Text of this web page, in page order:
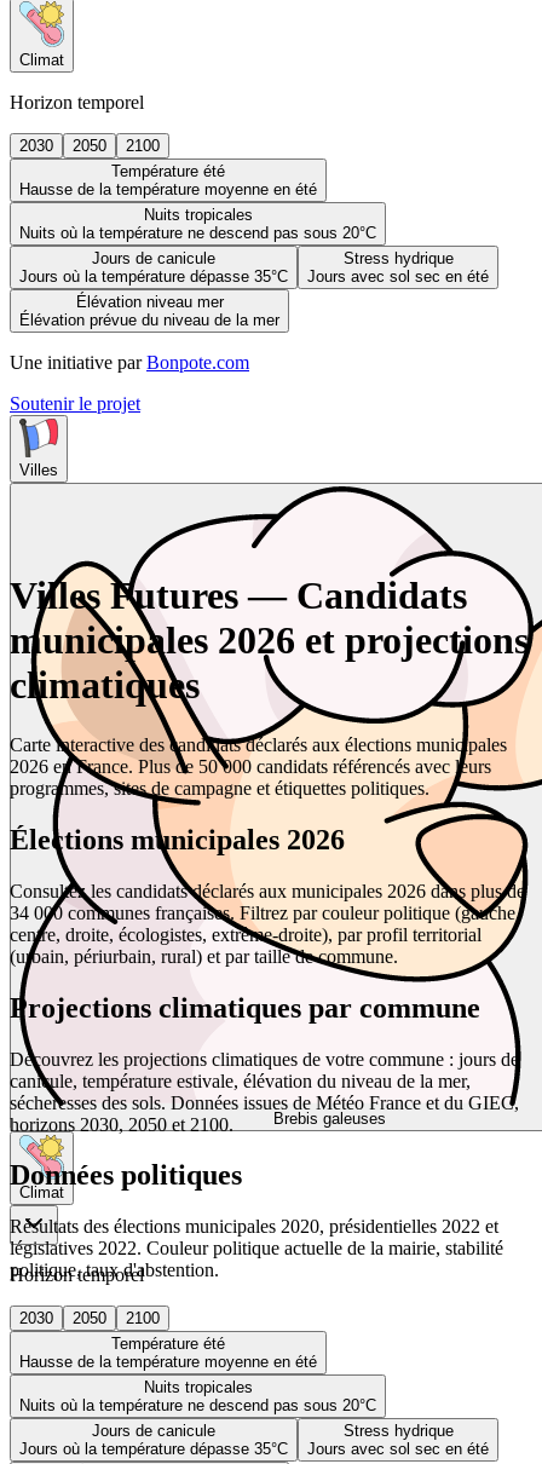
Climat
Horizon temporel
2030 2050
2100
Température été
Hausse de la température moyenne en été
Nuits tropicales
Nuits où la température ne descend pas sous 20°C
Jours de canicule
Jours où la température dépasse 35°C
Stress hydrique
Jours avec sol sec en été
Élévation niveau mer
Élévation prévue du niveau de la mer
Une initiative par Bonpote.com
Soutenir le projet
Villes
Brebis galeuses
Climat
Horizon temporel
2030 2050
2100
Température été
Hausse de la température moyenne en été
Nuits tropicales
Nuits où la température ne descend pas sous 20°C
Jours de canicule
Jours où la température dépasse 35°C
Stress hydrique
Jours avec sol sec en été
Villes Futures — Candidats
municipales 2026 et projections
climatiques
Carte interactive des candidats déclarés aux élections municipales
2026 en France. Plus de 50 000 candidats référencés avec leurs
programmes, sites de campagne et étiquettes politiques.
Élections municipales 2026
Consultez les candidats déclarés aux municipales 2026 dans plus de
34 000 communes françaises. Filtrez par couleur politique (gauche,
centre, droite, écologistes, extrême-droite), par profil territorial
(urbain, périurbain, rural) et par taille de commune.
Projections climatiques par commune
Découvrez les projections climatiques de votre commune : jours de
canicule, température estivale, élévation du niveau de la mer,
sécheresses des sols. Données issues de Météo France et du GIEC,
horizons 2030, 2050 et 2100.
Données politiques
Résultats des élections municipales 2020, présidentielles 2022 et
législatives 2022. Couleur politique actuelle de la mairie, stabilité
politique, taux d'abstention.